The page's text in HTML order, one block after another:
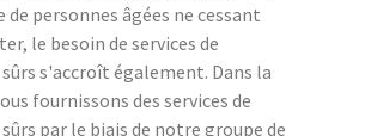
de personnes âgées ne cessant
le besoin de services de
s'accroît également. Dans la
fournissons des services de
par le biais de notre groupe de